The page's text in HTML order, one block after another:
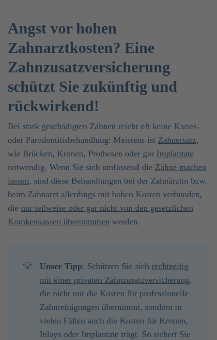
Angst vor hohen
Zahnarztkosten? Eine
Zahnzusatzversicherung
schützt Sie zukünftig und
rückwirkend!
Bei stark geschädigten Zähnen reicht oft keine Karies-
oder Parodontitisbehandlung: Meistens ist Zahnersatz,
wie Brücken, Kronen, Prothesen oder gar Implantate
notwendig. Wenn Sie sich umfassend die Zähne machen
lassen, sind diese Behandlungen bei der Zahnärztin bzw.
beim Zahnarzt allerdings mit hohen Kosten verbunden,
die nur teilweise oder gar nicht von den gesetzlichen
Krankenkassen übernommen werden.
💡 Unser Tipp: Schützen Sie sich rechtzeitig
mit einer privaten Zahnzusatzversicherung,
die nicht nur die Kosten für professionelle
Zahnreinigungen übernimmt, sondern in
vielen Fällen auch die Kosten für Kronen,
Inlays oder Implantate trägt. So sichert Sie